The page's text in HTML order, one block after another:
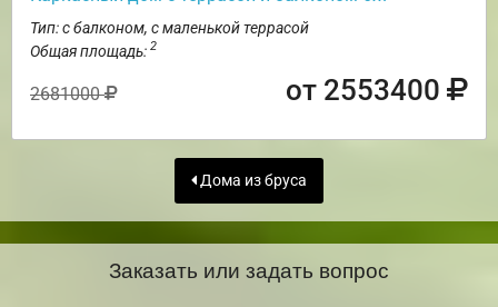
Тип: с балконом, с маленькой террасой
Общая площадь: 2
2681000 от 2553400
Дома из бруса
Заказать или задать вопрос